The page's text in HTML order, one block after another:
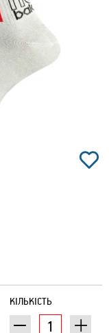
КІЛЬКІСТЬ